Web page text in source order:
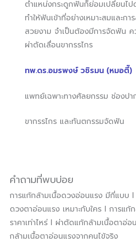
ตำแหน่งกระดูกฟันก็ย่อมเปลี่ยนไ
ทำให้ฟันเข้าที่อย่างเหมาะสมและก
สวยงาม จำเป็นต้องมีการจัดฟัน
ผ่าตัดเลื่อนขากรรไกร
ทพ.ดร.อมรพงษ์ วชิรมน (หมอตี๊)
แพทย์เฉพาะทางศัลยกรรม ช่องปา
ขากรรไกร และทันตกรรมจัดฟัน
คำถามที่พบบ่อย
การแก้กล้ามเนื้อดวงอ่อนแรง มีกี่แบบ l
ดวงตาอ่อนแรง เหมาะกับใคร l การแก้
ราคาเท่าไหร่ l ผ่าตัดแก้กล้ามเนื้อตาอ่
กล้ามเนื้อตาอ่อนแรงจากคนไข้จริง